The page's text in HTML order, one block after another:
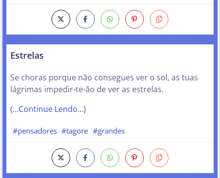
Estrelas
Se choras porque não consegues ver o sol, as tuas
lágrimas impedir-te-ão de ver as estrelas.
(…Continue Lendo…)
#pensadores #tagore #grandes